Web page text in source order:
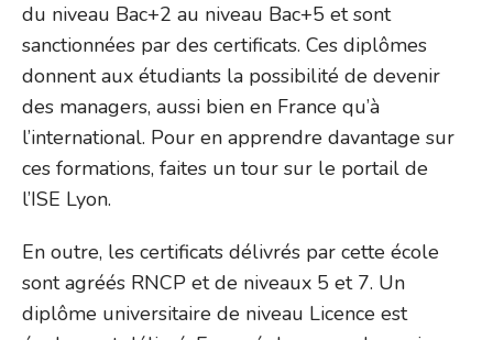
du niveau Bac+2 au niveau Bac+5 et sont
sanctionnées par des certificats. Ces diplômes
donnent aux étudiants la possibilité de devenir
des managers, aussi bien en France qu’à
l’international. Pour en apprendre davantage sur
ces formations, faites un tour sur le portail de
l’ISE Lyon.
En outre, les certificats délivrés par cette école
sont agréés RNCP et de niveaux 5 et 7. Un
diplôme universitaire de niveau Licence est